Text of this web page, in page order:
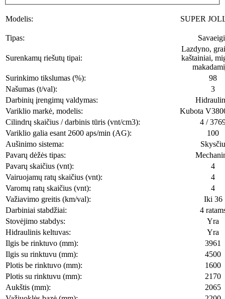
Modelis: SUPER
Tipas:
Surenkamų riešutų tipai:
Lazdyno,
kaštainiai,
Surinkimo tikslumas (%):
98
Našumas (t/val):
3
Darbinių įrengimų valdymas:
Variklio markė, modelis:
Kubota
Cilindrų skaičius / darbinis tūris (vnt/cm3):
4 /
Variklio galia esant 2600 aps/min (AG):
100
Aušinimo sistema:
Skysčiu
Pavarų dėžės tipas:
Pavarų skaičius (vnt):
4
Vairuojamų ratų skaičius (vnt):
4
Varomų ratų skaičius (vnt):
4
Važiavimo greitis (km/val):
Iki 36
Darbiniai stabdžiai:
4
Stovėjimo stabdys:
Yra
Hidraulinis keltuvas:
Yra
Ilgis be rinktuvo (mm):
3961
Ilgis su rinktuvu (mm):
4500
Plotis be rinktuvo (mm):
1600
Plotis su rinktuvu (mm):
2170
Aukštis (mm):
2065